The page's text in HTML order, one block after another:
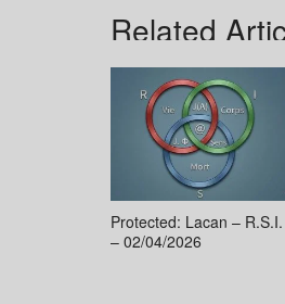
Related
Protected: Lacan – R.S.I.
– 02/04/2026